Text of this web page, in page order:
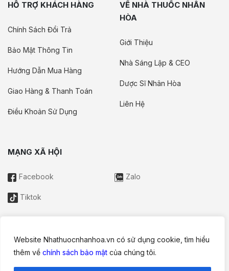
Website Nhathuocnhanhoa.vn có sử dụng cookie, tìm hiểu
thêm về chính sách bảo mật của chúng tôi.
HỖ TRỢ KHÁCH HÀNG
Chính Sách Đổi Trả
Bảo Mật Thông Tin
Hướng Dẫn Mua Hàng
Giao Hàng & Thanh Toán
Điều Khoản Sử Dụng
VỀ NHÀ THUỐC NHÂN
HÒA
Giới Thiệu
Nhà Sáng Lập & CEO
Dược Sĩ Nhân Hòa
Liên Hệ
MẠNG XÃ HỘI
Facebook Zalo
Tiktok
Thông tin trên website này chỉ mang tính chất nội bộ tham khảo;